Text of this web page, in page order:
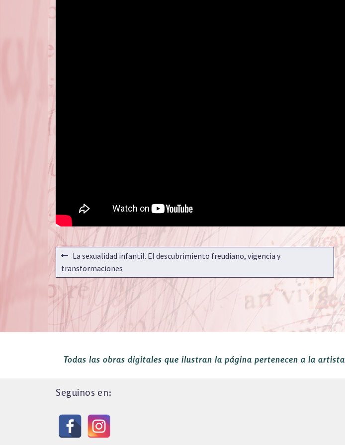
NAVEGACIÓN
DE
ENTRADAS
Anterior:
La sexualidad infantil. El descubrimiento freudiano, vigencia y
transformaciones
Todas las obras digitales que ilustran la página pertenecen a la artista
Seguinos en: